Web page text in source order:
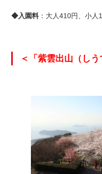
◆入園料 ：大人410円、小人
＜「紫雲出山（し